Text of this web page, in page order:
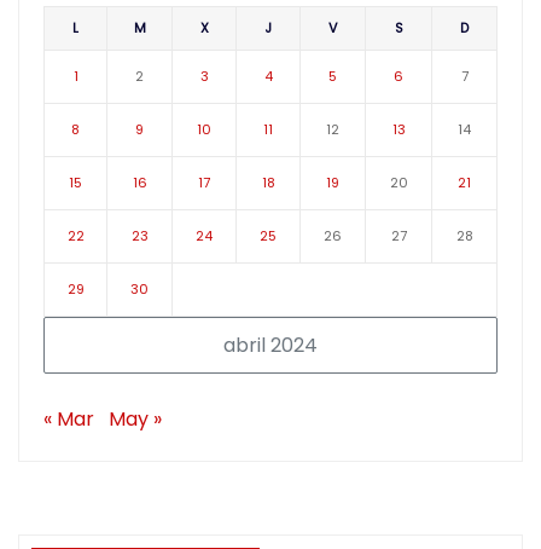
abril 2024
L M X J V S D
1 2 3 4 5 6 7
8 9 10 11 12 13 14
15 16 17 18 19 20 21
22 23 24 25 26 27 28
29 30
« Mar May »